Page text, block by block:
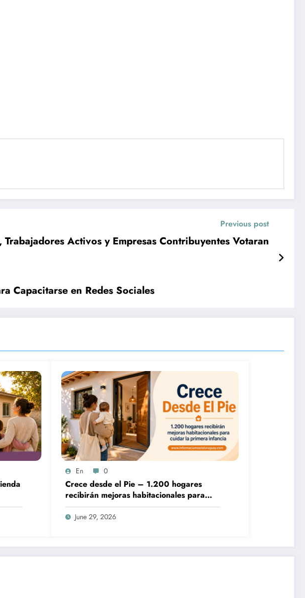
Previous post
Activos y Empresas Contribuyentes Votaran
Capacitarse en Redes Sociales
En 0
Crece desde el Pie – 1.200 hogares
recibirán mejoras habitacionales para
cuidar la primera infancia
June 29, 2026